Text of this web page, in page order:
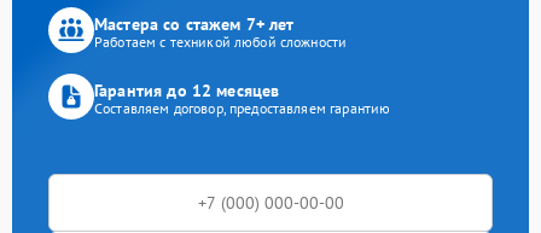
Мастера со стажем 7+ лет
Работаем с техникой любой сложности
Гарантия до 12 месяцев
Составляем договор, предоставляем гарантию